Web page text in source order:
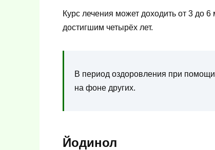
Курс лечения может доходить от 3 до
достигшим четырёх лет.
В период оздоровления при помощи
на фоне других.
Йодинол